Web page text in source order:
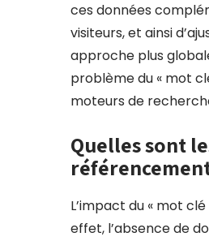
ces données
visiteurs, et ainsi
approche plus
problème du « mot
moteurs de
Quelles sont
L’impact du « mot
effet, l’absence de